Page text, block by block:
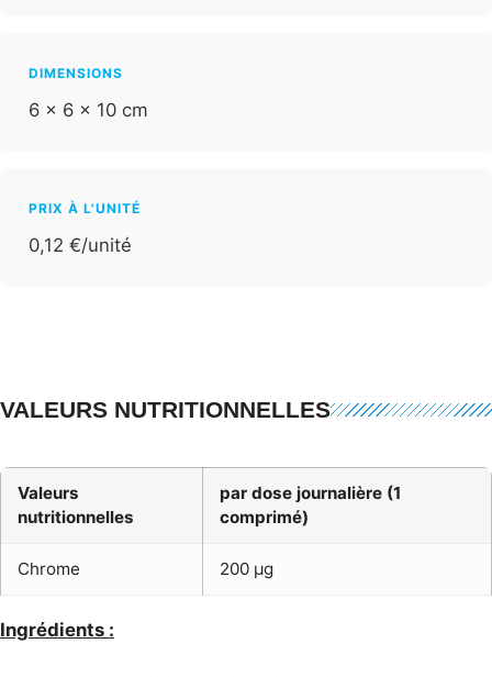
DIMENSIONS
6 × 6 × 10 cm
PRIX À L'UNITÉ
0,12 €/unité
VALEURS NUTRITIONNELLES
Valeurs
nutritionnelles
par dose journalière (1
comprimé)
Chrome 200 μg
Ingrédients :